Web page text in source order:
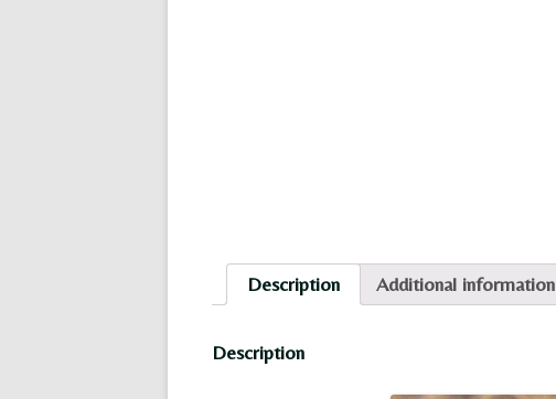
Description Additional information
Description